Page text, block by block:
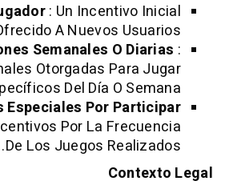
Al Jugador: Un Incentivo
Ofrecido A Nuevos
Promociones Semanales O
Adicionales Otorgadas Para
Horarios Específicos Del Día O
Premios Especiales Por
: Incentivos Por La
De Los Juegos